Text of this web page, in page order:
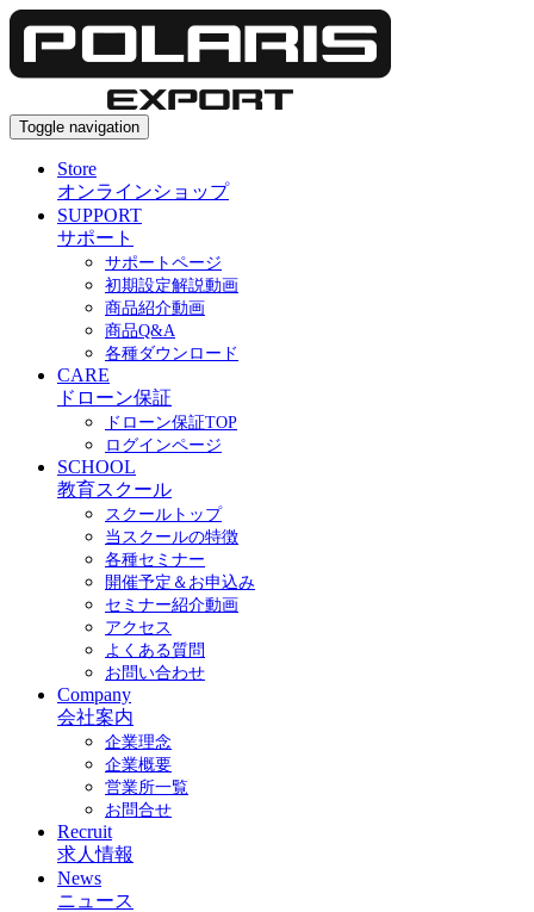
Toggle navigation
Store
オンラインショップ
SUPPORT
サポート
サポートページ
初期設定解説動画
商品紹介動画
商品Q&A
各種ダウンロード
CARE
ドローン保証
ドローン保証TOP
ログインページ
SCHOOL
教育スクール
スクールトップ
当スクールの特徴
各種セミナー
開催予定＆お申込み
セミナー紹介動画
アクセス
よくある質問
お問い合わせ
Company
会社案内
企業理念
企業概要
営業所一覧
お問合せ
Recruit
求人情報
News
ニュース